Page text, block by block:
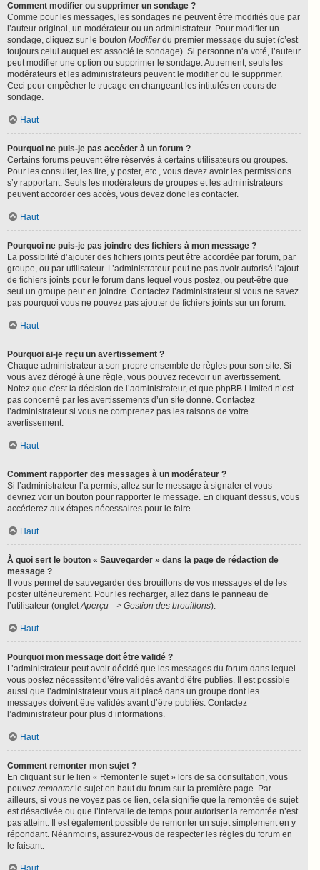
Comment modifier ou supprimer un sondage ?
Comme pour les messages, les sondages ne peuvent être modifiés que par
l’auteur original, un modérateur ou un administrateur. Pour modifier un
sondage, cliquez sur le bouton Modifierdu premier message du sujet (c’est
toujours celui auquel est associé le sondage). Si personne n’a voté, l’auteur
peut modifier une option ou supprimer le sondage. Autrement, seuls les
modérateurs et les administrateurs peuvent le modifier ou le supprimer.
Ceci pour empêcher le trucage en changeant les intitulés en cours de
sondage.
Haut
Pourquoi ne puis-je pas accéder à un forum ?
Certains forums peuvent être réservés à certains utilisateurs ou groupes.
Pour les consulter, les lire, y poster, etc., vous devez avoir les permissions
s’y rapportant. Seuls les modérateurs de groupes et les administrateurs
peuvent accorder ces accès, vous devez donc les contacter.
Haut
Pourquoi ne puis-je pas joindre des fichiers à mon message ?
La possibilité d’ajouter des fichiers joints peut être accordée par forum, par
groupe, ou par utilisateur. L’administrateur peut ne pas avoir autorisé l’ajout
de fichiers joints pour le forum dans lequel vous postez, ou peut-être que
seul un groupe peut en joindre. Contactez l’administrateur si vous ne savez
pas pourquoi vous ne pouvez pas ajouter de fichiers joints sur un forum.
Haut
Pourquoi ai-je reçu un avertissement ?
Chaque administrateur a son propre ensemble de règles pour son site. Si
vous avez dérogé à une règle, vous pouvez recevoir un avertissement.
Notez que c’est la décision de l’administrateur, et que phpBB Limited n’est
pas concerné par les avertissements d’un site donné. Contactez
l’administrateur si vous ne comprenez pas les raisons de votre
avertissement.
Haut
Comment rapporter des messages à un modérateur ?
Si l’administrateur l’a permis, allez sur le message à signaler et vous
devriez voir un bouton pour rapporter le message. En cliquant dessus, vous
accéderez aux étapes nécessaires pour le faire.
Haut
À quoi sert le bouton « Sauvegarder » dans la page de rédaction de
message ?
Il vous permet de sauvegarder des brouillons de vos messages et de les
poster ultérieurement. Pour les recharger, allez dans le panneau de
l’utilisateur (ongletAperçu --> Gestion des brouillons).
Haut
Pourquoi mon message doit être validé ?
L’administrateur peut avoir décidé que les messages du forum dans lequel
vous postez nécessitent d’être validés avant d’être publiés. Il est possible
aussi que l’administrateur vous ait placé dans un groupe dont les
messages doivent être validés avant d’être publiés. Contactez
l’administrateur pour plus d’informations.
Haut
Comment remonter mon sujet ?
En cliquant sur le lien « Remonter le sujet » lors de sa consultation, vous
pouvez remonterle sujet en haut du forum sur la première page. Par
ailleurs, si vous ne voyez pas ce lien, cela signifie que la remontée de sujet
est désactivée ou que l’intervalle de temps pour autoriser la remontée n’est
pas atteint. Il est également possible de remonter un sujet simplement en y
répondant. Néanmoins, assurez-vous de respecter les règles du forum en
le faisant.